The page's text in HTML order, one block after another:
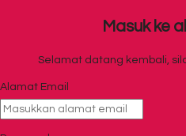
Masuk ke
Selamat datang kembali,
Alamat Email